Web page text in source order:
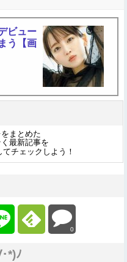
ビュー
う【画
まとめた
く最新記事を
てチェックしよう！
0
*)ﾉ